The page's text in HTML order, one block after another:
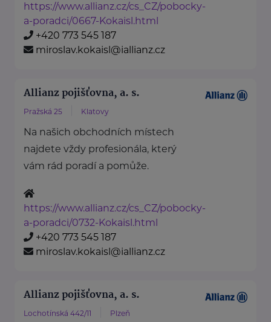
https://www.allianz.cz/cs_CZ/pobocky-
a-poradci/0667-Kokaisl.html
+420 773 545 187
miroslav.kokaisl@iallianz.cz
Allianz pojišťovna, a. s.
Pražská 25 Klatovy
Na našich obchodních místech
najdete vždy profesionála, který
vám rád poradí a pomůže.
https://www.allianz.cz/cs_CZ/pobocky-
a-poradci/0732-Kokaisl.html
+420 773 545 187
miroslav.kokaisl@iallianz.cz
Allianz pojišťovna, a. s.
Lochotínská 442/11 Plzeň